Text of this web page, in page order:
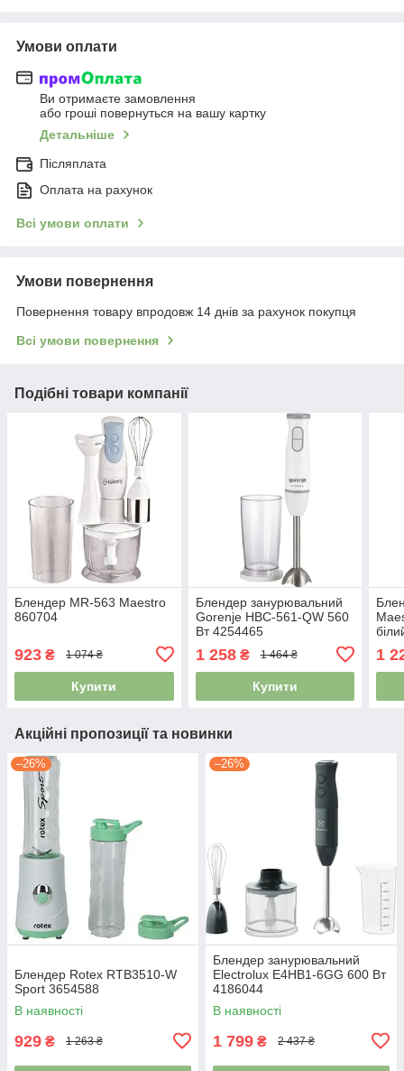
Умови оплати
Ви отримаєте замовлення
або гроші повернуться на вашу картку
Детальніше
Післяплата
Оплата на рахунок
Всі умови оплати
Умови повернення
Повернення товару впродовж 14 днів за рахунок покупця
Всі умови повернення
Подібні товари компанії
Блендер MR-563 Maestro
860704
923 ₴ 1 074 ₴
Купити
Блендер занурювальний
Gorenje HBС-561-QW 560
Вт 4254465
1 258₴ 1 464 ₴
Купити
1
Акційні пропозиції та новинки
–26%
Блендер Rotex RTB3510-W
Sport 3654588
В наявності
929 ₴ 1 263 ₴
–26%
Блендер занурювальний
Electrolux E4HB1-6GG 600 Вт
4186044
В наявності
1 799 ₴ 2 437 ₴